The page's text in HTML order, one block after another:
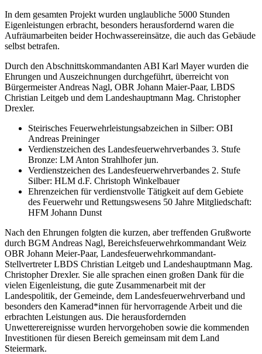
In dem gesamten Projekt wurden unglaubliche 5000 Stunden
Eigenleistungen erbracht, besonders herausfordernd waren die
Aufräumarbeiten beider Hochwassereinsätze, die auch das Gebäude
selbst betrafen.
Durch den Abschnittskommandanten ABI Karl Mayer wurden die
Ehrungen und Auszeichnungen durchgeführt, überreicht von
Bürgermeister Andreas Nagl, OBR Johann Maier-Paar, LBDS
Christian Leitgeb und dem Landeshauptmann Mag. Christopher
Drexler.
Steirisches Feuerwehrleistungsabzeichen in Silber: OBI
Andreas Preininger
Verdienstzeichen des Landesfeuerwehrverbandes 3. Stufe
Bronze: LM Anton Strahlhofer jun.
Verdienstzeichen des Landesfeuerwehrverbandes 2. Stufe
Silber: HLM d.F. Christoph Winkelbauer
Ehrenzeichen für verdienstvolle Tätigkeit auf dem Gebiete
des Feuerwehr und Rettungswesens 50 Jahre Mitgliedschaft:
HFM Johann Dunst
Nach den Ehrungen folgten die kurzen, aber treffenden Grußworte
durch BGM Andreas Nagl, Bereichsfeuerwehrkommandant Weiz
OBR Johann Meier-Paar, Landesfeuerwehrkommandant-
Stellvertreter LBDS Christian Leitgeb und Landeshauptmann Mag.
Christopher Drexler. Sie alle sprachen einen großen Dank für die
vielen Eigenleistung, die gute Zusammenarbeit mit der
Landespolitik, der Gemeinde, dem Landesfeuerwehrverband und
besonders den Kamerad*innen für hervorragende Arbeit und die
erbrachten Leistungen aus. Die herausfordernden
Unwetterereignisse wurden hervorgehoben sowie die kommenden
Investitionen für diesen Bereich gemeinsam mit dem Land
Steiermark.